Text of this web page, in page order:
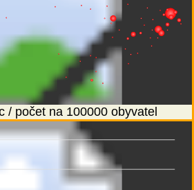
/ počet na 100000 obyvatel